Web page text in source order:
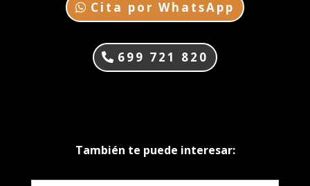
Cita por WhatsApp
699 721 820
También te puede interesar: